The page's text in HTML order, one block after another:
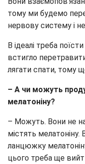
тому ми будемо
нервову систему і
В ідеалі треба
встигло
лягати спати, тому
– А чи можуть
мелатоніну?
– Можуть. Вони не
містять
ланцюжку
цього треба ще